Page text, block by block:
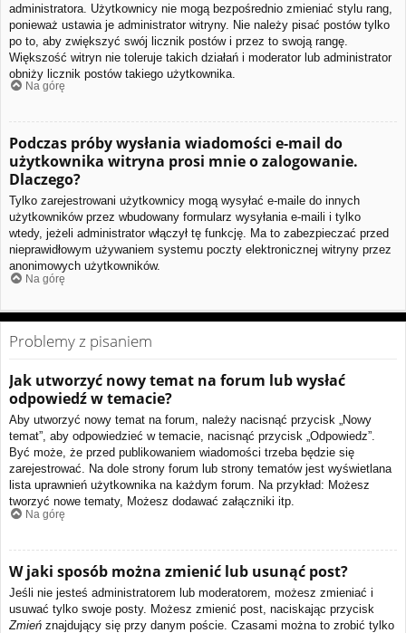
administratora. Użytkownicy nie mogą bezpośrednio zmieniać stylu rang,
ponieważ ustawia je administrator witryny. Nie należy pisać postów tylko
po to, aby zwiększyć swój licznik postów i przez to swoją rangę.
Większość witryn nie toleruje takich działań i moderator lub administrator
obniży licznik postów takiego użytkownika.
Na górę
Podczas próby wysłania wiadomości e-mail do
użytkownika witryna prosi mnie o zalogowanie.
Dlaczego?
Tylko zarejestrowani użytkownicy mogą wysyłać e-maile do innych
użytkowników przez wbudowany formularz wysyłania e-maili i tylko
wtedy, jeżeli administrator włączył tę funkcję. Ma to zabezpieczać przed
nieprawidłowym używaniem systemu poczty elektronicznej witryny przez
anonimowych użytkowników.
Na górę
Problemy z pisaniem
Jak utworzyć nowy temat na forum lub wysłać
odpowiedź w temacie?
Aby utworzyć nowy temat na forum, należy nacisnąć przycisk „Nowy
temat”, aby odpowiedzieć w temacie, nacisnąć przycisk „Odpowiedz”.
Być może, że przed publikowaniem wiadomości trzeba będzie się
zarejestrować. Na dole strony forum lub strony tematów jest wyświetlana
lista uprawnień użytkownika na każdym forum. Na przykład: Możesz
tworzyć nowe tematy, Możesz dodawać załączniki itp.
Na górę
W jaki sposób można zmienić lub usunąć post?
Jeśli nie jesteś administratorem lub moderatorem, możesz zmieniać i
usuwać tylko swoje posty. Możesz zmienić post, naciskając przycisk
Zmień znajdujący się przy danym poście. Czasami można to zrobić tylko